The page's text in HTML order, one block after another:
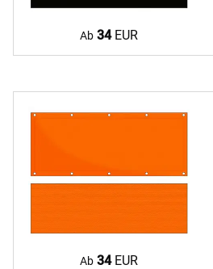
Ab 34EUR
Ab 34EUR